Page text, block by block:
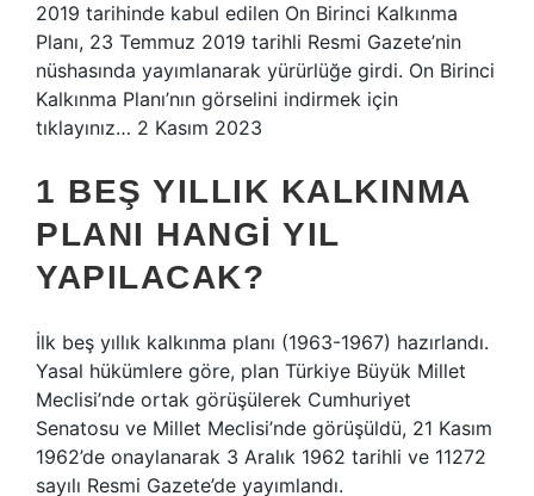
2019 tarihinde kabul edilen On Birinci Kalkınma
Planı, 23 Temmuz 2019 tarihli Resmi Gazete’nin
nüshasında yayımlanarak yürürlüğe girdi. On Birinci
Kalkınma Planı’nın görselini indirmek için
tıklayınız… 2 Kasım 2023
1 BEŞ YILLIK KALKINMA
PLANI HANGI YIL
YAPILACAK?
İlk beş yıllık kalkınma planı (1963-1967) hazırlandı.
Yasal hükümlere göre, plan Türkiye Büyük Millet
Meclisi’nde ortak görüşülerek Cumhuriyet
Senatosu ve Millet Meclisi’nde görüşüldü, 21 Kasım
1962’de onaylanarak 3 Aralık 1962 tarihli ve 11272
sayılı Resmi Gazete’de yayımlandı.